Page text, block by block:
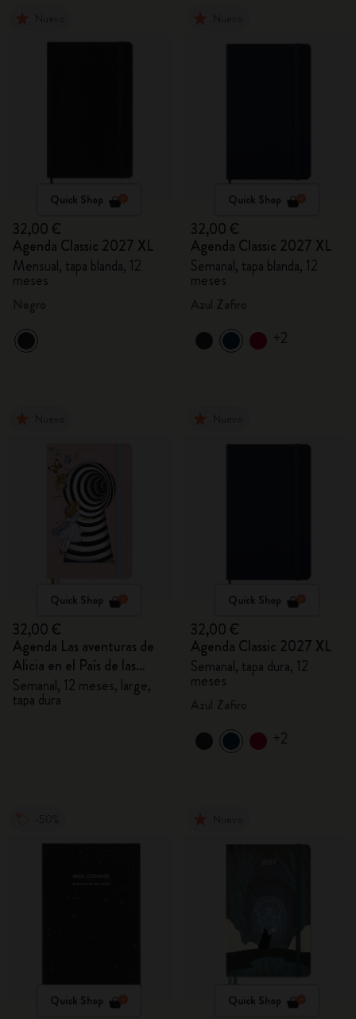
Quick Shop
32,00 €
Agenda Classic 2027 XL
Mensual, tapa blanda, 12
meses
Quick Shop
32,00 €
Agenda Classic 2027 XL
Semanal, tapa blanda, 12
meses
+2
Quick Shop
32,00 €
Agenda Las aventuras de
Alicia en el País de las
Maravillas 2027
Semanal, 12 meses, large,
tapa dura
Quick Shop
32,00 €
Agenda Classic 2027 XL
Semanal, tapa dura, 12
meses
+2
Quick Shop Quick Shop